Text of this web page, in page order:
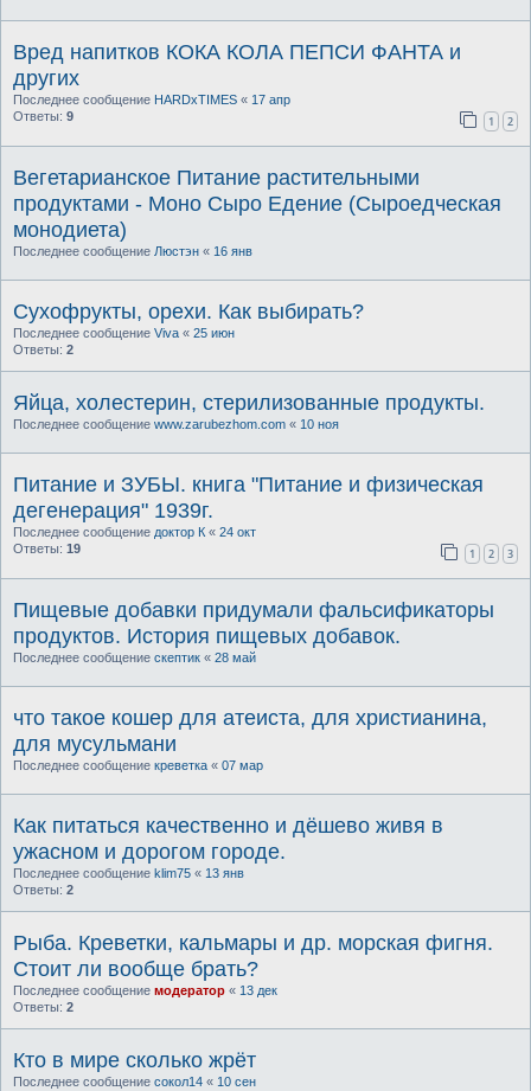
Вред напитков КОКА КОЛА ПЕПСИ ФАНТА и
других
Последнее сообщение HARDxTIMES « 17 апр
Ответы: 9 1 2
Вегетарианское Питание растительными
продуктами - Моно Сыро Едение (Сыроедческая
монодиета)
Последнее сообщение Люстэн « 16 янв
Сухофрукты, орехи. Как выбирать?
Последнее сообщение Viva « 25 июн
Ответы: 2
Яйца, холестерин, стерилизованные продукты.
Последнее сообщение www.zarubezhom.com « 10 ноя
Питание и ЗУБЫ. книга "Питание и физическая
дегенерация" 1939г.
Последнее сообщение доктор К « 24 окт
Ответы: 19 1 2 3
Пищевые добавки придумали фальсификаторы
продуктов. История пищевых добавок.
Последнее сообщение скептик « 28 май
что такое кошер для атеиста, для христианина,
для мусульмани
Последнее сообщение креветка « 07 мар
Как питаться качественно и дёшево живя в
ужасном и дорогом городе.
Последнее сообщение klim75 « 13 янв
Ответы: 2
Рыба. Креветки, кальмары и др. морская фигня.
Стоит ли вообще брать?
Последнее сообщение модератор « 13 дек
Ответы: 2
Кто в мире сколько жрёт
Последнее сообщение сокол14 « 10 сен